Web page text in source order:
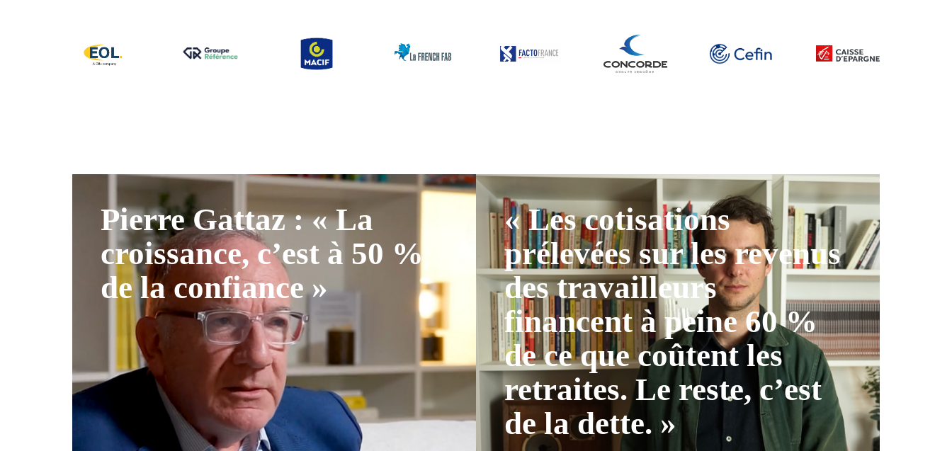
Pierre Gattaz : « La
croissance, c’est à 50 %
de la confiance »
« Les cotisations
prélevées sur les revenus
des travailleurs
financent à peine 60 %
de ce que coûtent les
retraites. Le reste, c’est
de la dette. »